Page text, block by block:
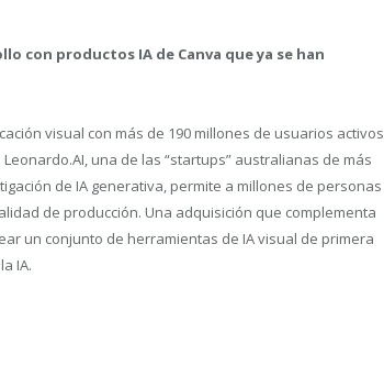
con productos IA de Canva que ya se han
visual con más de 190 millones de usuarios activos
una de las “startups” australianas de más
de IA generativa, permite a millones de personas
de producción. Una adquisición que complementa
un conjunto de herramientas de IA visual de primera
IA.